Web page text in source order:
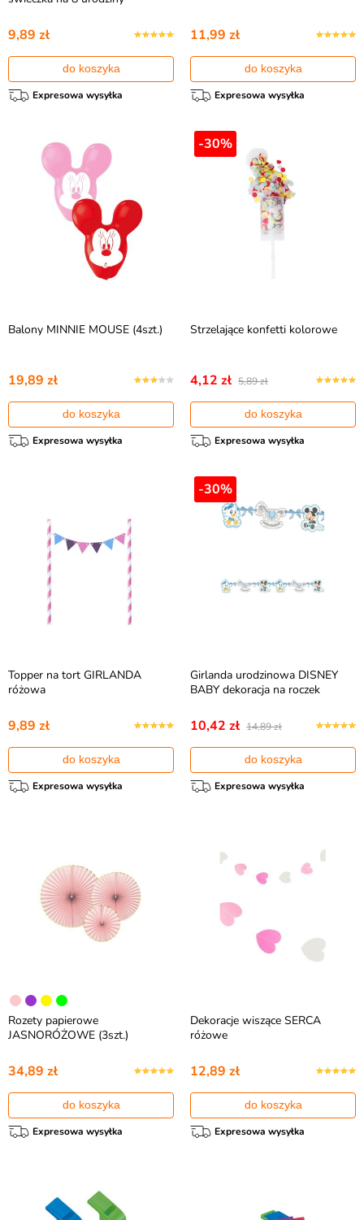
9,89 zł
do koszyka
Expresowa wysyłka
11,99 zł
do koszyka
Expresowa wysyłka
Balony MINNIE MOUSE (4szt.)
19,89 zł
do koszyka
Expresowa wysyłka
-30%
Strzelające konfetti kolorowe
4,12 zł 5,89 zł
do koszyka
Expresowa wysyłka
Topper na tort GIRLANDA
różowa
9,89 zł
do koszyka
Expresowa wysyłka
-30%
Girlanda urodzinowa DISNEY
BABY dekoracja na roczek
10,42 zł 14,89 zł
do koszyka
Expresowa wysyłka
Rozety papierowe
JASNORÓŻOWE (3szt.)
34,89 zł
do koszyka
Expresowa wysyłka
Dekoracje wiszące SERCA
różowe
12,89 zł
do koszyka
Expresowa wysyłka